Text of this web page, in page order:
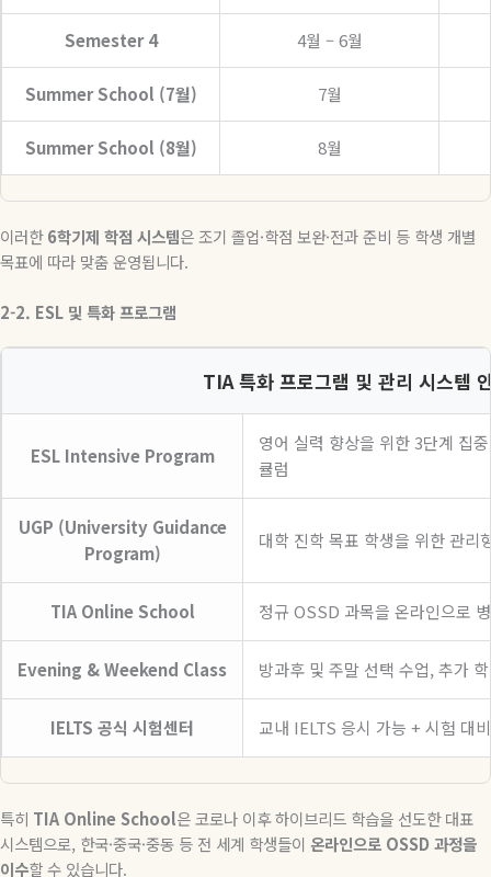
Semester 4 4월 – 6월
Summer School (7월) 7월
Summer School (8월) 8월
이러한 6학기제 학점 시스템은 조기 졸업·학점 보완·전과 준비 등 학생 개별
목표에 따라 맞춤 운영됩니다.
2-2. ESL 및 특화프로그램
TIA 특화 프로그램 및 관리 시스템
ESL Intensive Program
영어 실력 향상을 위한 3단계 집
큘럼
UGP (University Guidance
Program)
대학 진학 목표 학생을 위한 관리
TIA Online School 정규 OSSD 과목을 온라인으로
Evening & Weekend Class 방과후 및 주말 선택 수업, 추가
IELTS 공식 시험센터 교내 IELTS 응시 가능 + 시험 대
특히 TIA Online School은 코로나 이후 하이브리드 학습을 선도한 대표
시스템으로, 한국·중국·중동 등 전 세계 학생들이 온라인으로 OSSD 과정을
이수할 수 있습니다.